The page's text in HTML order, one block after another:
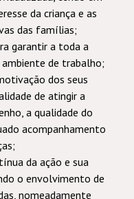
da criança e as
das famílias;
garantir a toda a
de trabalho;
dos seus
de atingir a
a qualidade do
acompanhamento
da ação e sua
o envolvimento de
nomeadamente